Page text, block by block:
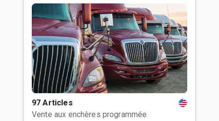
97 Articles
Vente aux enchères programmée